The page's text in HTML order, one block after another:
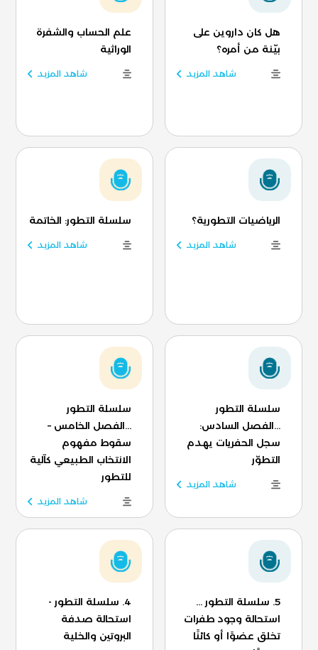
هل كان داروين على
بيّنة من أمره؟
شاهد المزيد
علم الحساب والشفرة
الوراثية
شاهد المزيد
الرياضيات التطورية؟
شاهد المزيد
سلسلة التطور: الخاتمة
شاهد المزيد
سلسلة التطور
...الفصل السادس:
سجل الحفريات يهدم
التطوّر
شاهد المزيد
سلسلة التطور
...الفصل الخامس –
سقوط مفهوم
الانتخاب الطبيعي كآلية
للتطور
شاهد المزيد
5. سلسلة التطور ...
استحالة وجود طفرات
تخلق عضوًا أو كائنًا
4. سلسلة التطور -
استحالة صدفة
البروتين والخلية